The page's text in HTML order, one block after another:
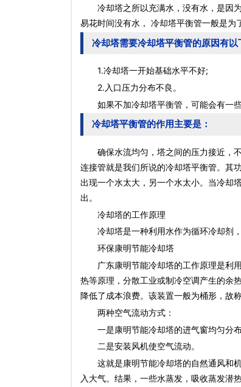
冷却塔之所以充满水，没有水，是因为
易花时间没有水， 冷却塔平衡管一般是为
冷却塔需要冷却塔平衡管的原因有以
1.冷却塔一开始基础水平不好;
2.入口压力分布不良。
如果不加冷却塔平衡管，可能会有一些
冷却塔平衡管的作用主要是：
确保水流均匀，塔之间的压力接近，不
连接管就是我们所说的冷却塔平衡管。其
出现一个水太大，另一个水太小。当冷却
出。
冷却塔的工作原理
冷却塔是一种利用水作为循环冷却剂，
环保康明节能冷却塔
广东康明节能冷却塔的工作原理是利用
热等原理，分散工业或制冷空调产生的余
降低了成本浪费。该装置一般为桶形，故
两种空气流动方式：
一是康明节能冷却塔的进气窗均匀分
二是安装风机使空气流动。
这就是康明节能冷却塔的自然通风和机
入大气。结果，一些水蒸发，吸收蒸发潜